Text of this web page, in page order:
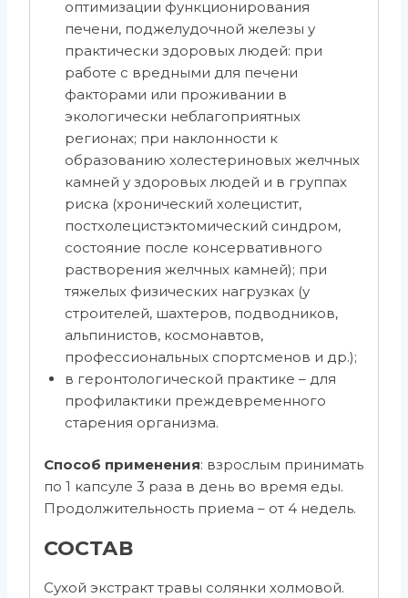
оптимизации функционирования
печени, поджелудочной железы у
практически здоровых людей: при
работе с вредными для печени
факторами или проживании в
экологически неблагоприятных
регионах; при наклонности к
образованию холестериновых желчных
камней у здоровых людей и в группах
риска (хронический холецистит,
постхолецистэктомический синдром,
состояние после консервативного
растворения желчных камней); при
тяжелых физических нагрузках (у
строителей, шахтеров, подводников,
альпинистов, космонавтов,
профессиональных спортсменов и др.);
в геронтологической практике – для
профилактики преждевременного
старения организма.
Способ применения: взрослым принимать
по 1 капсуле 3 раза в день во время еды.
Продолжительность приема – от 4 недель.
СОСТАВ
Сухой экстракт травы солянки холмовой.